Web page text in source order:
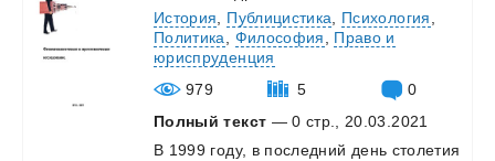
История
Публицистика Психология
Политика
Философия
Право и
юриспруденция
979
5
0
Полный текст — 0 стр., 20.03.2021
В 1999 году, в последний день столетия